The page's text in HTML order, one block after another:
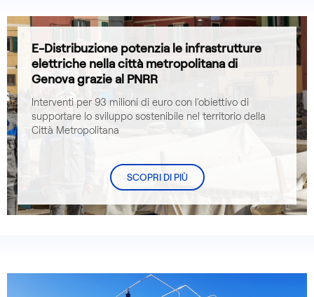
E-Distribuzione potenzia le infrastrutture
elettriche nella città metropolitana di
Genova grazie al PNRR
Interventi per 93 milioni di euro con l'obiettivo di
supportare lo sviluppo sostenibile nel territorio della
Città Metropolitana
SCOPRI DI PIÙ